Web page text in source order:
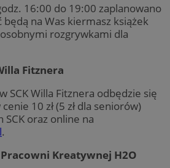
16:00 do 19:00 zaplanowano
na Was kiermasz książek
rozgrywkami dla
Fitznera
SCK Willa Fitznera odbędzie się
10 zł (5 zł dla seniorów)
SCK oraz online na
.
Kreatywnej H2O